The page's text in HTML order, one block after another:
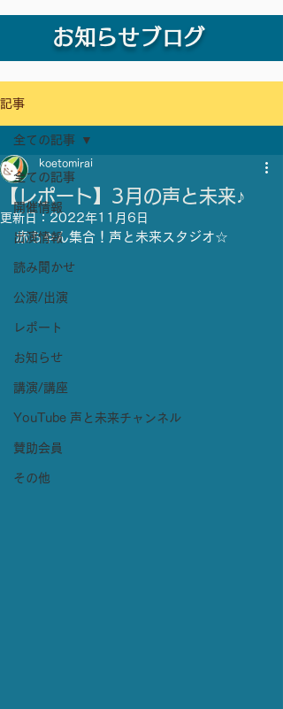
お知らせブログ
記事
全ての記事
開催情報
出演情報
読み聞かせ
公演/出演
レポート
お知らせ
講演/講座
YouTube 声と未来チャンネル
賛助会員
その他
全ての記事
【レポート】3月の声と未来♪
koetomirai
更新日： 2022年11月6日
赤ちゃん集合！声と未来スタジオ☆